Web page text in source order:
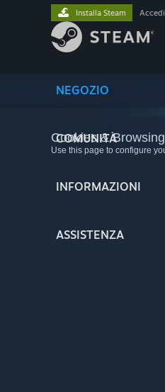
NEGOZIO
COMUNITÀ
INFORMAZIONI
ASSISTENZA
Installa Steam Accedi
Cookies & Browsing
Use this page to configure